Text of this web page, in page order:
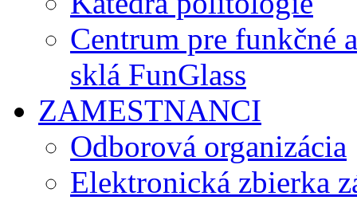
Centrum pre funkčné
sklá FunGlass
ZAMESTNANCI
Odborová organizácia
Elektronická zbierka